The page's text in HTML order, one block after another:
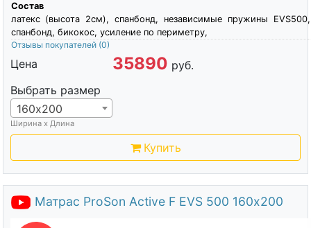
Состав
латекс (высота 2см), спанбонд, независимые пружины EVS500,
спанбонд, бикокос, усиление по периметру,
Отзывы покупателей (0)
Цена 35890 руб.
Выбрать размер
160х200
Ширина х Длина
Купить
Матрас ProSon Active F EVS 500 160х200